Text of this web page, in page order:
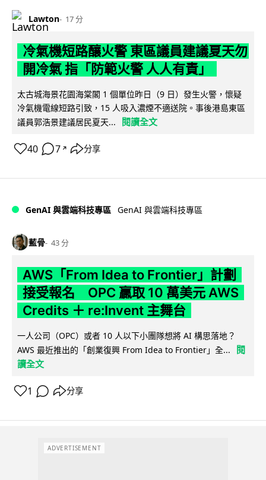
Lawton 17 分
冷氣機短路釀火警 東區議員建議夏天勿
開冷氣 指「防範火警 人人有責」
太古城海景花園海棠閣 1 個單位昨日（9 日）發生火警，懷疑
冷氣機電線短路引致，15 人吸入濃煙不適送院。事後港島東區
議員郭浩景建議居民夏天...
閱讀全文
40 7 ↗ 分享
GenAI 與雲端科技專區 GenAI 與雲端科技專區
藍骨 43 分
AWS「From Idea to Frontier」計劃
接受報名 OPC 贏取 10 萬美元 AWS
Credits ＋ re:Invent 主舞台
一人公司（OPC）或者 10 人以下小團隊想將 AI 構思落地？
AWS 最近推出的「創業復興 From Idea to Frontier」全...
閱
讀全文
1 分享
ADVERTISEMENT